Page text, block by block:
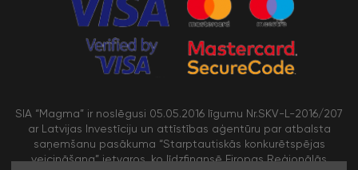
SIA “Magma” ir noslēgusi 05.05.2016 līgumu Nr.SKV-L-2016/207
ar Latvijas Investīciju un attīstības aģentūru par atbalsta
saņemšanu pasākuma “Starptautiskās konkurētspējas
veicināšana” ietvaros, ko līdzfinansē Eiropas Reģionālās